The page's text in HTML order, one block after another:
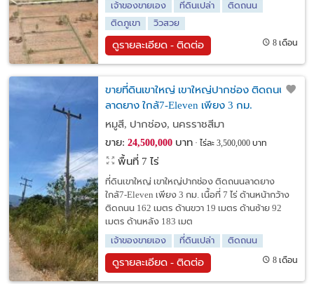
เจ้าของขายเอง
ที่ดินเปล่า
ติดถนน
ติดภูเขา
วิวสวย
ดูรายละเอียด - ติดต่อ 8 เดือน
ขายที่ดินเขาใหญ่ เขาใหญ่ปากช่อง ติดถนน
ลาดยาง ใกล้7-Eleven เพียง 3 กม.
หมูสี, ปากช่อง, นครราชสีมา
ขาย: 24,500,000บาท ไร่ละ 3,500,000 บาท
พื้นที่ 7 ไร่
ที่ดินเขาใหญ่ เขาใหญ่ปากช่อง ติดถนนลาดยาง
ใกล้7-Eleven เพียง 3 กม. เนื้อที่ 7 ไร่ ด้านหน้ากว้าง
ติดถนน 162 เมตร ด้านขวา 19 เมตร ด้านซ้าย 92
เมตร ด้านหลัง 183 เมต
เจ้าของขายเอง
ที่ดินเปล่า ติดถนน
ดูรายละเอียด - ติดต่อ 8 เดือน